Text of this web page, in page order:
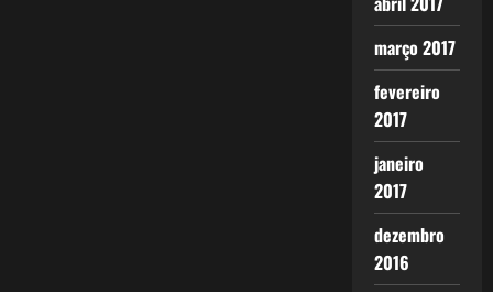
março 2017
fevereiro
2017
janeiro
2017
dezembro
2016